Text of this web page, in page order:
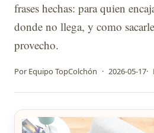
frases hechas: para quien
donde no llega, y como
provecho.
Por Equipo TopColchón · 2026-05-17·